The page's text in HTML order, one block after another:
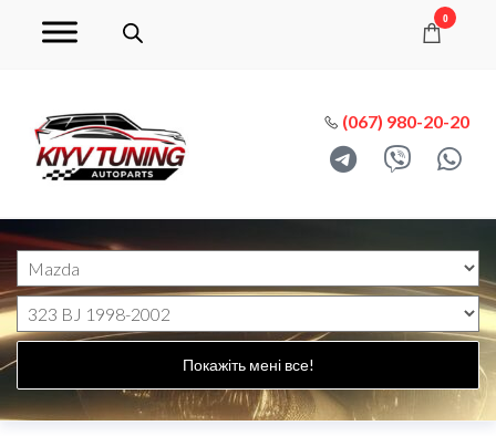
0
(067) 980-20-20
Покажіть мені все!